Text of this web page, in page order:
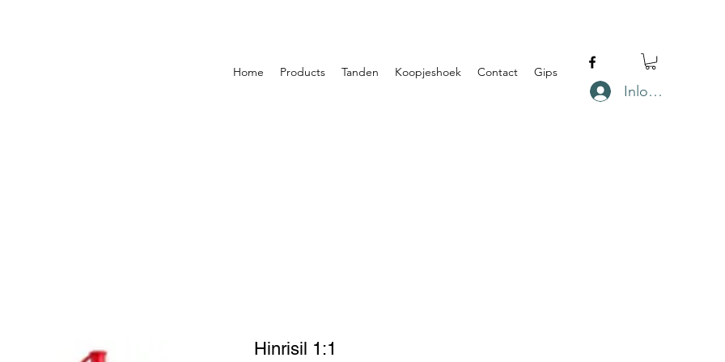
Home Products Tanden Koopjeshoek Contact Gips
Inloggen
Hinrisil 1:1